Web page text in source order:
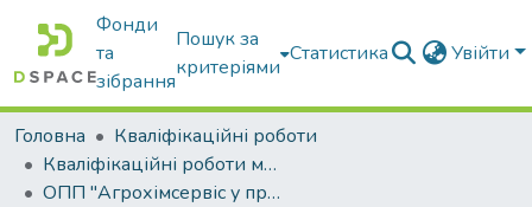
Фонди
та
зібрання
Пошук за
критеріями
Статистика Увійти
Головна
Кваліфікаційні роботи
Кваліфікаційні роботи магістрів
ОПП "Агрохімсервіс у прецизійному агровиробництві"